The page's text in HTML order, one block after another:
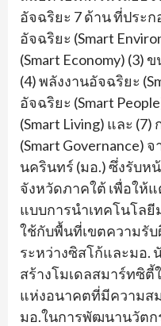
อัจฉริยะ 7 ด้าน ที่ประ
อัจฉริยะ (Smart
(Smart Economy) (3)
(4) พลังงานอัจฉริยะ
อัจฉริยะ (Smart
(Smart Living) และ
(Smart Governance)
นครินทร์ (มอ.) ซึ่งรับห
จังหวัดภาคใต้ เพื่อให้
แบบการนำเทคโนโล
ใช้กับพื้นที่เขตความรั
ระหว่างซิสโก้และมอ.
สร้างโมเดลสมาร์ทซิ
แห่งอนาคตที่มีความส
มอ.ในการพัฒนานวัต